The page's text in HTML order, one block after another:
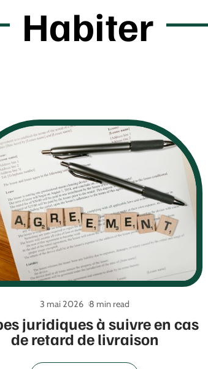
Habiter
juridiques à suivre en cas
de retard de livraison
3 mai 2026 8 min read